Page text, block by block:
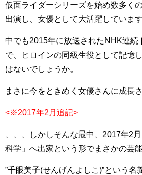
仮面ライダーシリーズを始め数多く
出演し、女優として大活躍しています
中でも2015年に放送されたNHK連続
で、ヒロインの同級生役として記憶
はないでしょうか。
まさに今をときめく女優さんに成長
<※2017年2月追記>
、、、しかしそんな最中、2017年2
科学」へ出家という形でまさかの芸
”千眼美子(せんげんよしこ)”という名